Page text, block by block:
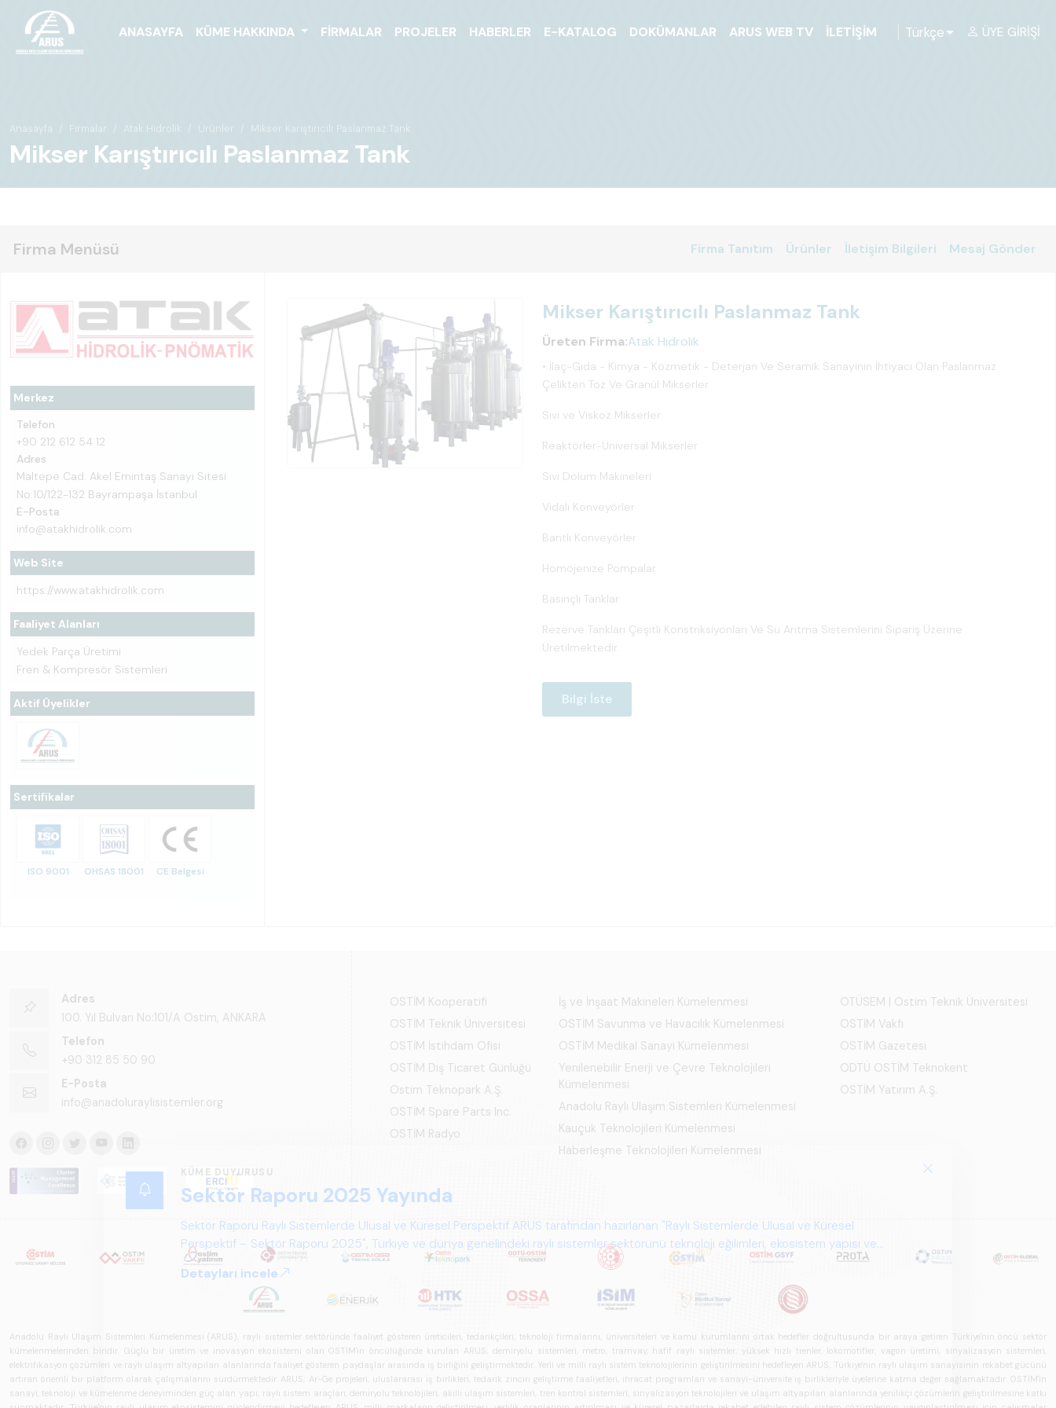
ANASAYFA KÜME HAKKINDA FIRMALAR PROJELER HABERLER E-KATALOG DOKÜMANLAR ARUS WEB TV İLETIŞIM Türkçe ÜYE GIRIŞI
Anasayfa Firmalar Atak Hidrolik Ürünler Mikser Karıştırıcılı Paslanmaz Tank
Mikser Karıştırıcılı Paslanmaz Tank
Firma Menüsü Firma Tanıtım Ürünler İletişim Bilgileri Mesaj Gönder
Merkez
Telefon
+90 212 612 54 12
Adres
Maltepe Cad. Akel Emintaş Sanayi Sitesi
No:10/122-132 Bayrampaşa İstanbul
E-Posta
info@atakhidrolik.com
Web Site
https://www.atakhidrolik.com
Faaliyet Alanları
Yedek Parça Üretimi
Fren & Kompresör Sistemleri
Aktif Üyelikler
Sertifikalar
ISO 9001 OHSAS 18001 CE Belgesi
Mikser Karıştırıcılı Paslanmaz Tank
Üreten Firma:Atak Hidrolik
• İlaç-Gıda - Kimya - Kozmetik - Deterjan Ve Seramik Sanayinin İhtiyacı Olan Paslanmaz
Çelikten Toz Ve Granül Mikserler
Sıvı ve Viskoz Mikserler
Reaktörler-Üniversal Mikserler
Sıvı Dolum Makineleri
Vidalı Konveyörler
Bantlı Konveyörler
Homojenize Pompalar
Basınçlı Tanklar
Rezerve Tankları Çeşitli Konstriksiyonları Ve Su Arıtma Sistemlerini Sipariş Üzerine
Üretilmektedir.
Bilgi İste
Adres
100. Yıl Bulvarı No:101/A Ostim, ANKARA
Telefon
+90 312 85 50 90
E-Posta
info@anadoluraylisistemler.org
OSTİM Kooperatifi
OSTİM Teknik Üniversitesi
OSTİM İstihdam Ofisi
OSTİM Dış Ticaret Günlüğü
Ostim Teknopark A.Ş.
OSTİM Spare Parts Inc.
OSTİM Radyo
İş ve İnşaat Makineleri Kümelenmesi
OSTİM Savunma ve Havacılık Kümelenmesi
OSTİM Medikal Sanayi Kümelenmesi
Yenilenebilir Enerji ve Çevre Teknolojileri
Kümelenmesi
Anadolu Raylı Ulaşım Sistemleri Kümelenmesi
Kauçuk Teknolojileri Kümelenmesi
Haberleşme Teknolojileri Kümelenmesi
OTÜSEM | Ostim Teknik Üniversitesi
OSTİM Vakfı
OSTİM Gazetesi
ODTÜ OSTİM Teknokent
OSTİM Yatırım A.Ş.
Anadolu Raylı Ulaşım Sistemleri Kümelenmesi (ARUS), raylı sistemler sektöründe faaliyet gösteren üreticileri, tedarikçileri, teknoloji firmalarını, üniversiteleri ve kamu kurumlarını ortak hedefler doğrultusunda bir araya getiren Türkiye'nin öncü sektör
kümelenmelerinden biridir. Güçlü bir üretim ve inovasyon ekosistemi olan OSTİM'in öncülüğünde kurulan ARUS; demiryolu sistemleri, metro, tramvay, hafif raylı sistemler, yüksek hızlı trenler, lokomotifler, vagon üretimi, sinyalizasyon sistemleri,
elektrifikasyon çözümleri ve raylı ulaşım altyapıları alanlarında faaliyet gösteren paydaşlar arasında iş birliğini geliştirmektedir. Yerli ve milli raylı sistem teknolojilerinin geliştirilmesini hedefleyen ARUS, Türkiye'nin raylı ulaşım sanayisinin rekabet gücünü
artıran önemli bir platform olarak çalışmalarını sürdürmektedir. ARUS; Ar-Ge projeleri, uluslararası iş birlikleri, tedarik zinciri geliştirme faaliyetleri, ihracat programları ve sanayi-üniversite iş birlikleriyle üyelerine katma değer sağlamaktadır. OSTİM'in
sanayi, teknoloji ve kümelenme deneyiminden güç alan yapı; raylı sistem araçları, demiryolu teknolojileri, akıllı ulaşım sistemleri, tren kontrol sistemleri, sinyalizasyon teknolojileri ve ulaşım altyapıları alanlarında yenilikçi çözümlerin geliştirilmesine katkı